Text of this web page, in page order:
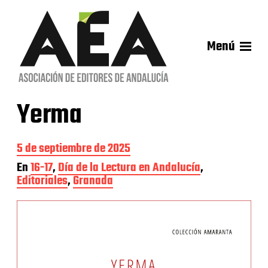
Menú
Yerma
F
e
c
h
a
5 de septiembre de 2025
En16-17,Día de la Lectura en Andalucía,
Editoriales,Granada